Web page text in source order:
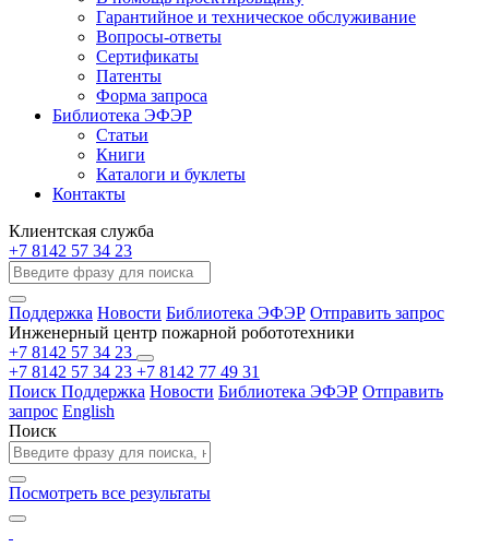
Гарантийное и техническое обслуживание
Вопросы-ответы
Сертификаты
Патенты
Форма запроса
Библиотека ЭФЭР
Статьи
Книги
Каталоги и буклеты
Контакты
Клиентская служба
+7 8142 57 34 23
Поддержка Новости Библиотека ЭФЭР Отправить запрос
Инженерный центр пожарной робототехники
+7 8142 57 34 23
+7 8142 57 34 23 +7 8142 77 49 31
Поиск Поддержка Новости Библиотека ЭФЭР Отправить
запрос English
Поиск
Посмотреть все результаты